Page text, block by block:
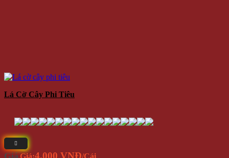
Lá Cờ Cây Phi Tiêu
4.000 VNĐ